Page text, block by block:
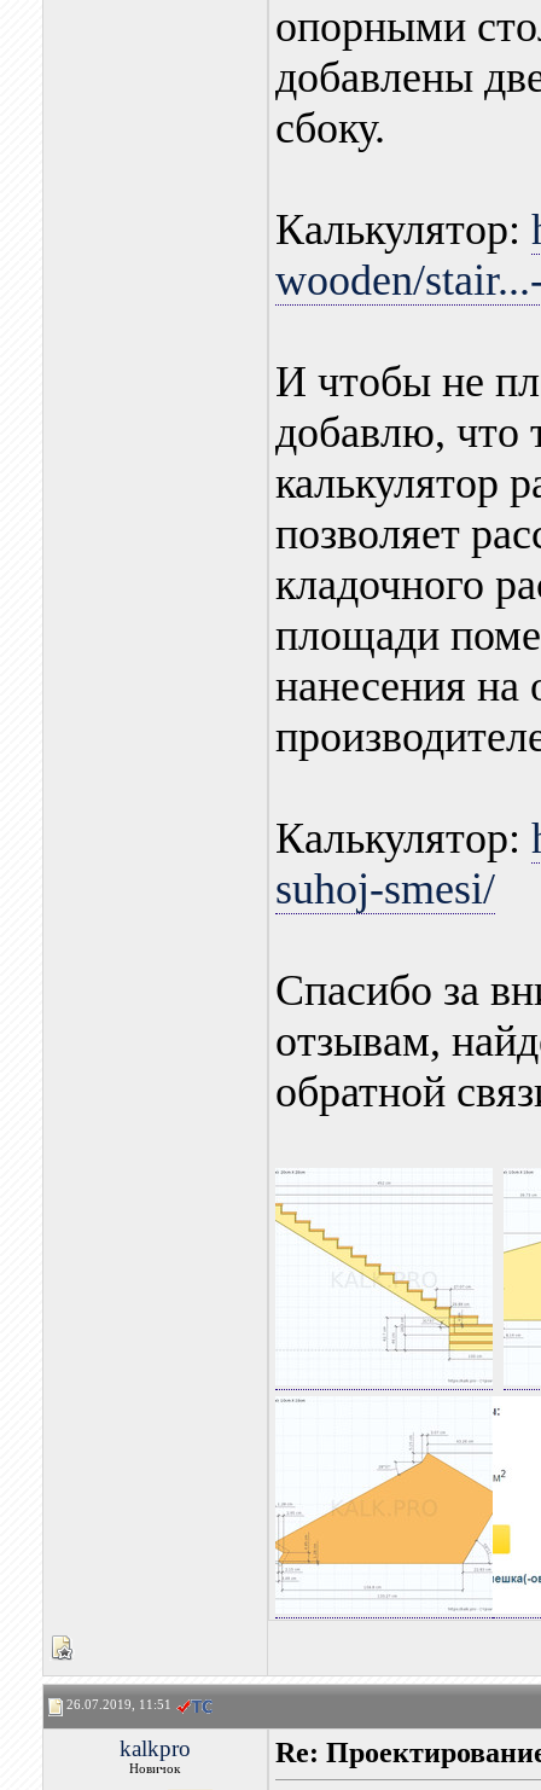
опорными
добавлены
сбоку.
Калькулятор:
wooden/
И чтобы не
добавлю, что
калькулятор
позволяет
кладочного
площади
нанесения
Калькулятор:
suhoj-smesi/
Спасибо за
отзывам,
обратной
26.07.2019, 11:51
kalkpro
Новичок
Re: